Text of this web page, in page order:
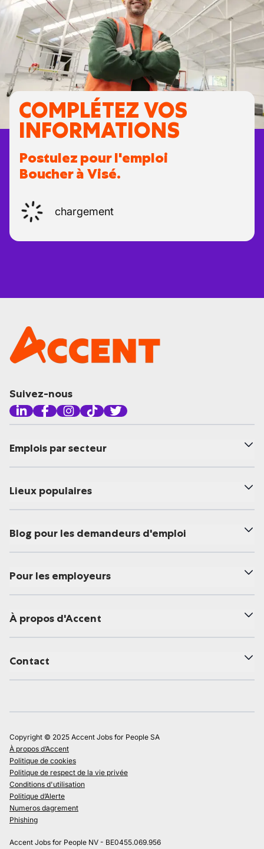
COMPLÉTEZ VOS
INFORMATIONS
Postulez pour l'emploi
Boucher à Visé.
chargement
Suivez-nous
Emplois par secteur
Lieux populaires
Blog pour les demandeurs d'emploi
Pour les employeurs
À propos d'Accent
Contact
Copyright © 2025 Accent Jobs for People SA
À propos d’Accent
Politique de cookies
Politique de respect de la vie privée
Conditions d'utilisation
Politique d’Alerte
Numeros dagrement
Phishing
Accent Jobs for People NV - BE0455.069.956